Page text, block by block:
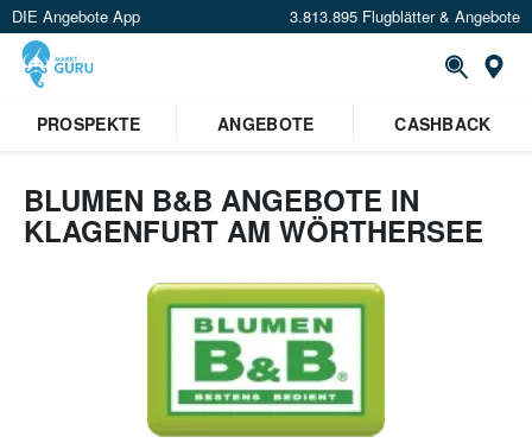
DIE Angebote App 3.813.895 Flugblätter & Angebote
PROSPEKTE
ANGEBOTE CASHBACK
BLUMEN B&B ANGEBOTE IN
KLAGENFURT AM WÖRTHERSEE